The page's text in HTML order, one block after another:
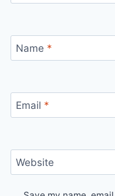
Name *
Email *
Website